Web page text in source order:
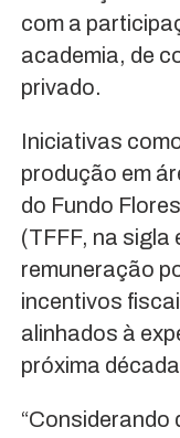
com a
academia, de
privado.
Iniciativas
produção em
do Fundo
(TFFF, na sigla
remuneração
incentivos
alinhados à
próxima
“Considerando